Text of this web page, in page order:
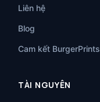
Liên hệ
Blog
Cam kết BurgerPrints
TÀI NGUYÊN